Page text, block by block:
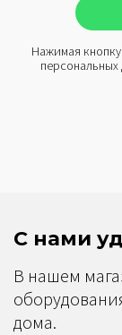
Нажимая
персональных
С нами
В нашем
дома.